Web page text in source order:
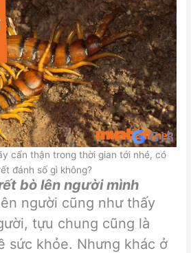
cẩn thận trong thời gian tới nhé, có
đánh số gì không?
bò lên người mình
người cũng như thấy
tựu chung cũng là
sức khỏe. Nhưng khác ở